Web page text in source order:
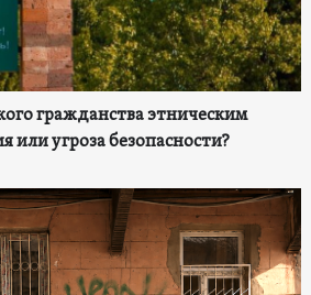
гражданства этническим
или угроза безопасности?